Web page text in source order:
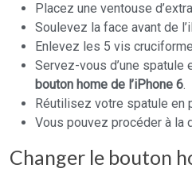
Placez une ventouse
Soulevez la face avant de
Enlevez les 5 vis
Servez-vous d’une spatule
bouton home de l’iPhone 6.
Réutilisez votre spatule en
Vous pouvez procéder à la
Changer le bouton